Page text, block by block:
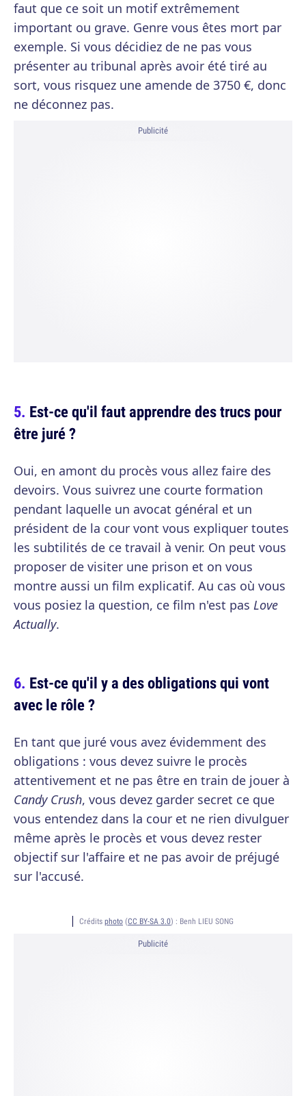
faut que ce soit un motif extrêmement
important ou grave. Genre vous êtes mort par
exemple. Si vous décidiez de ne pas vous
présenter au tribunal après avoir été tiré au
sort, vous risquez une amende de 3750 €, donc
ne déconnez pas.
Publicité
Est-ce qu'il faut apprendre des trucs pour
être juré ?
Oui, en amont du procès vous allez faire des
devoirs. Vous suivrez une courte formation
pendant laquelle un avocat général et un
président de la cour vont vous expliquer toutes
les subtilités de ce travail à venir. On peut vous
proposer de visiter une prison et on vous
montre aussi un film explicatif. Au cas où vous
vous posiez la question, ce film n'est pas Love
Actually.
Est-ce qu'il y a des obligations qui vont
avec le rôle ?
En tant que juré vous avez évidemment des
obligations : vous devez suivre le procès
attentivement et ne pas être en train de jouer à
Candy Crush, vous devez garder secret ce que
vous entendez dans la cour et ne rien divulguer
même après le procès et vous devez rester
objectif sur l'affaire et ne pas avoir de préjugé
sur l'accusé.
Crédits photo (CC BY-SA 3.0) : Benh LIEU SONG
Publicité